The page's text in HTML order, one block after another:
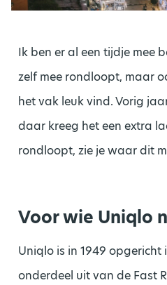
Ik ben er al een tijdje mee
zelf mee rondloopt, maar
het vak leuk vind. Vorig
daar kreeg het een extra
rondloopt, zie je waar dit
Voor wie Uniqlo
Uniqlo is in 1949
onderdeel uit van de Fast